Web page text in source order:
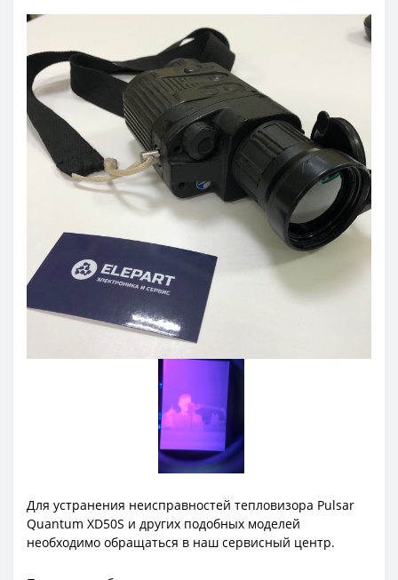
Для устранения неисправностей тепловизора Pulsar
Quantum XD50S и других подобных моделей
необходимо обращаться в наш сервисный центр.